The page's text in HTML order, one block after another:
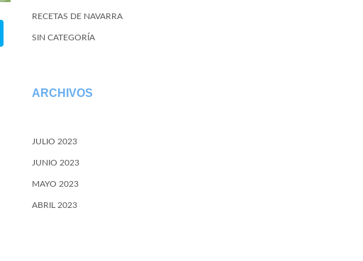
RECETAS DE NAVARRA
SIN CATEGORÍA
ARCHIVOS
JULIO 2023
JUNIO 2023
MAYO 2023
ABRIL 2023